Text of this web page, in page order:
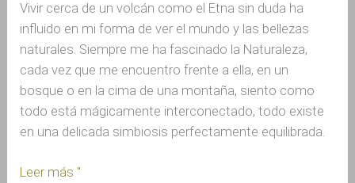
Vivir cerca de un volcán como el Etna sin duda ha
influido en mi forma de ver el mundo y las bellezas
naturales. Siempre me ha fascinado la Naturaleza,
cada vez que me encuentro frente a ella, en un
bosque o en la cima de una montaña, siento como
todo está mágicamente interconectado, todo existe
en una delicada simbiosis perfectamente equilibrada.
Leer más "